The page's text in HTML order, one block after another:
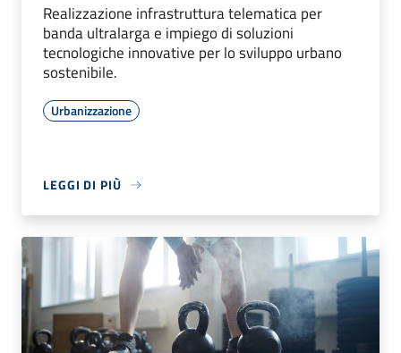
Realizzazione infrastruttura telematica per
banda ultralarga e impiego di soluzioni
tecnologiche innovative per lo sviluppo urbano
sostenibile.
Urbanizzazione
LEGGI DI PIÙ